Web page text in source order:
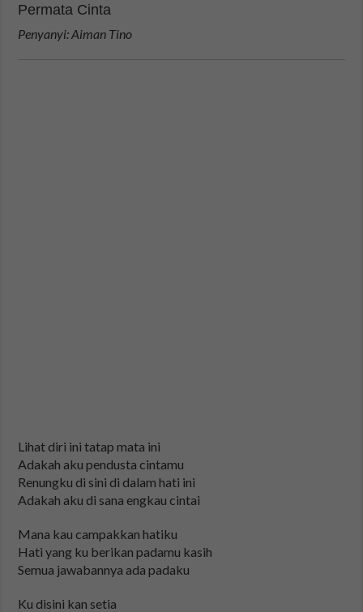
Permata Cinta
Penyanyi: Aiman Tino
Lihat diri ini tatap mata ini
Adakah aku pendusta cintamu
Renungku di sini di dalam hati ini
Adakah aku di sana engkau cintai
Mana kau campakkan hatiku
Hati yang ku berikan padamu kasih
Semua jawabannya ada padaku
Ku disini kan setia